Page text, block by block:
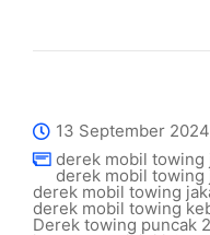
13 September 2024
derek mobil towing
derek mobil towing
derek mobil towing
derek mobil towing
Derek towing puncak